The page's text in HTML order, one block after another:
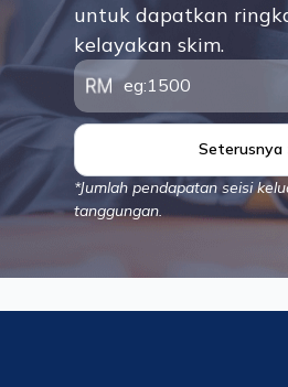
untuk dapatkan
kelayakan skim.
Seterusnya
*Jumlah pendapatan seisi
tanggungan.